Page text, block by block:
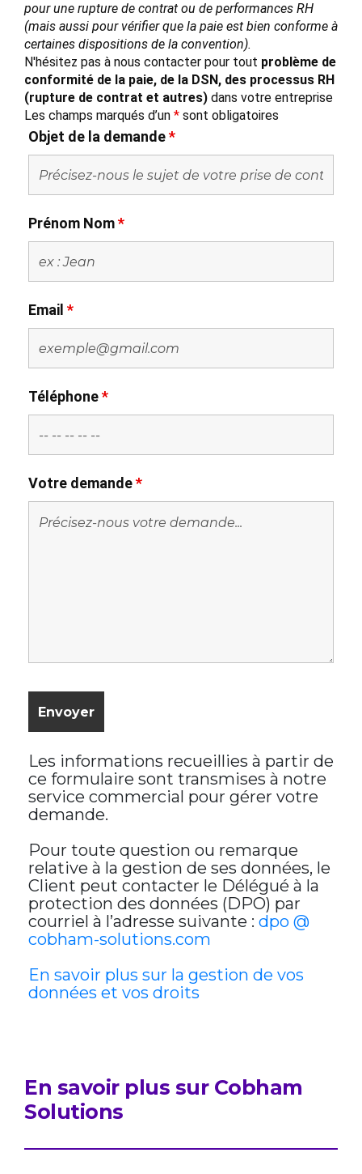
pour une rupture de contrat ou de performances RH
(mais aussi pour vérifier que la paie est bien conforme à
certaines dispositions de la convention).
N'hésitez pas à nous contacter pour tout problème de
conformité de la paie, de la DSN, des processus RH
(rupture de contrat et autres) dans votre entreprise
Les champs marqués d’un * sont obligatoires
Objet de la demande*
Prénom Nom*
Email *
Téléphone*
Votre demande*
Les informations recueillies à partir de
ce formulaire sont transmises à notre
service commercial pour gérer votre
demande.
Pour toute question ou remarque
relative à la gestion de ses données, le
Client peut contacter le Délégué à la
protection des données (DPO) par
courriel à l’adresse suivante : dpo @
cobham-solutions.com
En savoir plus sur la gestion de vos
données et vos droits
En savoir plus sur Cobham
Solutions